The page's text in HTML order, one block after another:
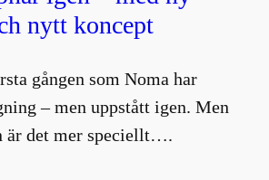
nytt koncept
gången som Noma har
– men uppstått igen. Men
är det mer speciellt….